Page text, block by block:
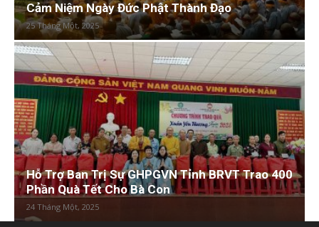
Cảm Niệm Ngày Đức Phật Thành Đạo
25 Tháng Một, 2025
Hỗ Trợ Ban Trị Sự GHPGVN Tỉnh BRVT Trao 400
Phần Quà Tết Cho Bà Con
24 Tháng Một, 2025